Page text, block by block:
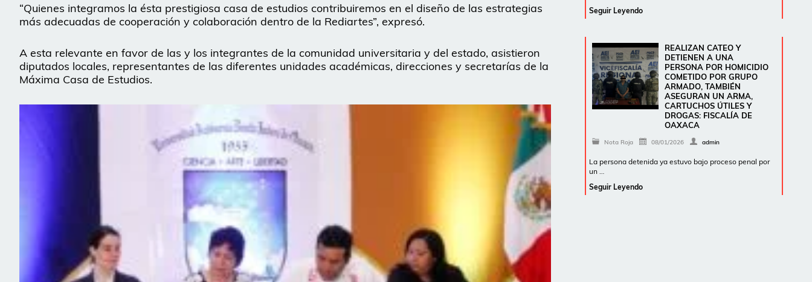
“Quienes integramos la ésta prestigiosa casa de estudios contribuiremos en el diseño de las estrategias
más adecuadas de cooperación y colaboración dentro de la Rediartes”, expresó.
A esta relevante en favor de las y los integrantes de la comunidad universitaria y del estado, asistieron
diputados locales, representantes de las diferentes unidades académicas, direcciones y secretarías de la
Máxima Casa de Estudios.
Seguir Leyendo
REALIZAN CATEO Y
DETIENEN A UNA
PERSONA POR HOMICIDIO
COMETIDO POR GRUPO
ARMADO, TAMBIÉN
ASEGURAN UN ARMA,
CARTUCHOS ÚTILES Y
DROGAS: FISCALÍA DE
OAXACA
Nota Roja 08/01/2026 admin
La persona detenida ya estuvo bajo proceso penal por
un …
Seguir Leyendo